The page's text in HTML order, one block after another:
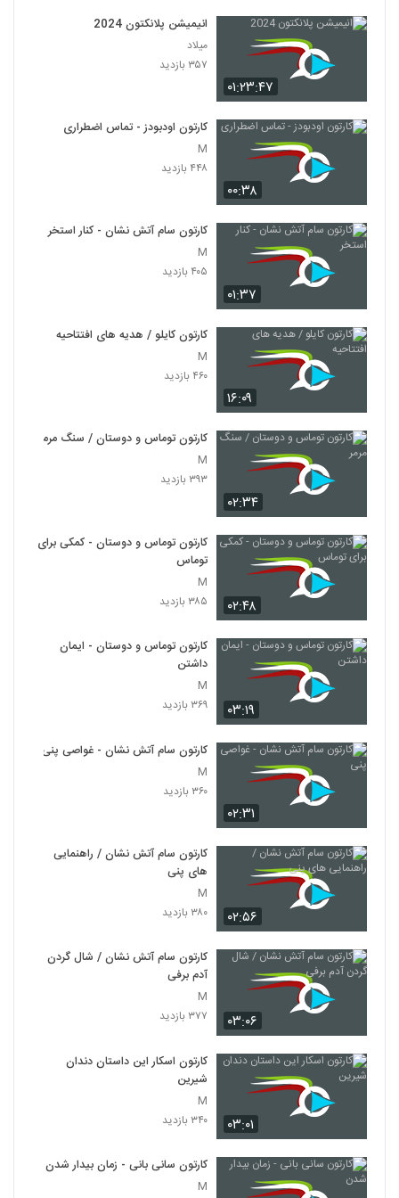
623
624
جومونگ 4
۲۵ بازدید
جومونگ 5
626
جومونگ 6
۲۵ بازدید
جومونگ 7
۲۰ بازدید
جومونگ 8
629
جومونگ 10
جومونگ 12
۲۷ بازدید
جومونگ 13
جومونگ 14
جومونگ 15
جومونگ 18
۲۶ بازدید
جومونگ 23
636
جومونگ 24
جومونگ 25
۲۶ بازدید
جومونگ 27
639
جومونگ 28
۲۶ بازدید
۰۱:۲۳:۴۷
انیمیشن پلانکتون 2024
میلاد
۳۵۷ بازدید
۰۰:۳۸
کارتون اودبودز - تماس اضطراری
M
۴۴۸ بازدید
۰۱:۳۷
کارتون سام آتش نشان - کنار استخر
M
۴۰۵ بازدید
۱۶:۰۹
کارتون کایلو / هدیه های افتتاحیه
M
۴۶۰ بازدید
۰۲:۳۴
کارتون توماس و دوستان / سنگ مرمر
M
۳۹۳ بازدید
۰۲:۴۸
کارتون توماس و دوستان - کمکی برای
توماس
M
۳۸۵ بازدید
۰۳:۱۹
کارتون توماس و دوستان - ایمان
داشتن
M
۳۶۹ بازدید
۰۲:۳۱
کارتون سام آتش نشان - غواصی پنی
M
۳۶۰ بازدید
۰۲:۵۶
کارتون سام آتش نشان / راهنمایی
های پنی
M
۳۸۰ بازدید
۰۳:۰۶
کارتون سام آتش نشان / شال گردن
آدم برفی
M
۳۷۷ بازدید
۰۳:۰۱
کارتون اسکار این داستان دندان
شیرین
M
۳۴۰ بازدید
کارتون سانی بانی - زمان بیدار شدن
M